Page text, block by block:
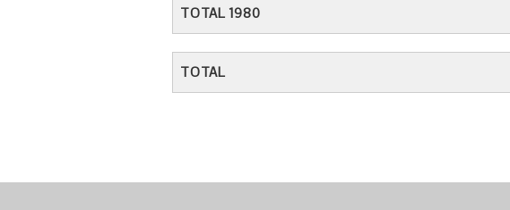
TOTAL 1980
TOTAL